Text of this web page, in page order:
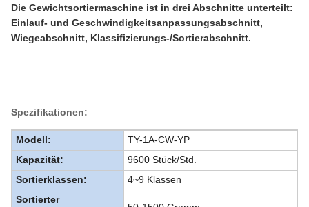
Die Gewichtsortiermaschine ist in drei Abschnitte unterteilt:
Einlauf- und Geschwindigkeitsanpassungsabschnitt,
Wiegeabschnitt, Klassifizierungs-/Sortierabschnitt.
Spezifikationen:
Modell:
TY-1A-CW-YP
Kapazität:
9600 Stück/Std.
Sortierklassen:
4~9 Klassen
Sortierter